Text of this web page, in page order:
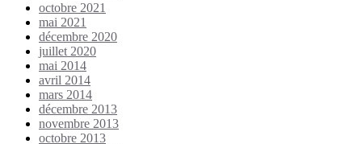
octobre 2021
mai 2021
décembre 2020
juillet 2020
mai 2014
avril 2014
mars 2014
décembre 2013
novembre 2013
octobre 2013